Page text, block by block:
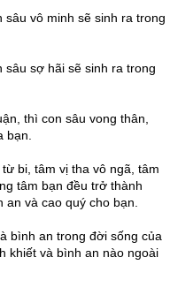
vô minh sẽ sinh ra trong
sâu sợ hãi sẽ sinh ra trong
thì con sâu vong thân,
bạn.
bi, tâm vị tha vô ngã, tâm
tâm bạn đều trở thành
và cao quý cho bạn.
bình an trong đời sống của
khiết và bình an nào ngoài